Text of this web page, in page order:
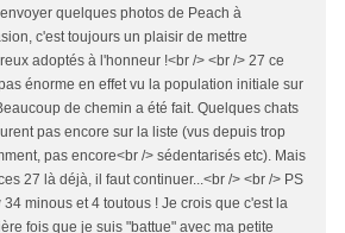
quelques photos de Peach à
c'est toujours un plaisir de mettre
adoptés à l'honneur !<br /> <br /> 27 ce
énorme en effet vu la population initiale sur
de chemin a été fait. Quelques chats
pas encore sur la liste (vus depuis trop
pas encore<br /> sédentarisés etc). Mais
27 là déjà, il faut continuer...<br /> <br /> PS
34 minous et 4 toutous ! Je crois que c'est la
fois que je suis "battue" avec ma petite